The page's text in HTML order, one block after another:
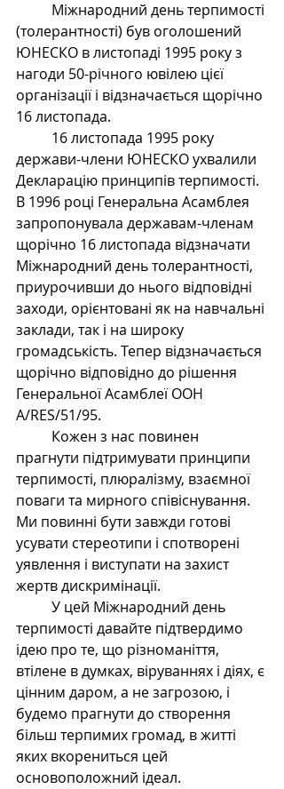
(толерантності) був оголошений
ЮНЕСКО в листопаді 1995 року з
нагоди 50-річного ювілею цієї
організації і відзначається щорічно
16 листопада.
держави-члени ЮНЕСКО ухвалили
Декларацію принципів терпимості.
В 1996 році Генеральна Асамблея
запропонувала державам-членам
щорічно 16 листопада відзначати
Міжнародний день толерантності,
приурочивши до нього відповідні
заходи, орієнтовані як на навчальні
заклади, так і на широку
громадськість. Тепер відзначається
щорічно відповідно до рішення
Генеральної Асамблеї ООН
A/RES/51/95.
прагнути підтримувати принципи
терпимості, плюралізму, взаємної
поваги та мирного співіснування.
Ми повинні бути завжди готові
усувати стереотипи і спотворені
уявлення і виступати на захист
жертв дискримінації.
терпимості давайте підтвердимо
ідею про те, що різноманіття,
втілене в думках, віруваннях і діях, є
цінним даром, а не загрозою, і
будемо прагнути до створення
більш терпимих громад, в житті
яких вкорениться цей
основоположний ідеал.